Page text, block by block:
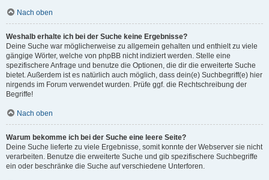
Nach oben
Weshalb erhalte ich bei der Suche keine Ergebnisse?
Deine Suche war möglicherweise zu allgemein gehalten und enthielt zu viele
gängige Wörter, welche von phpBB nicht indiziert werden. Stelle eine
spezifischere Anfrage und benutze die Optionen, die dir die erweiterte Suche
bietet. Außerdem ist es natürlich auch möglich, dass dein(e) Suchbegriff(e) hier
nirgends im Forum verwendet wurden. Prüfe ggf. die Rechtschreibung der
Begriffe!
Nach oben
Warum bekomme ich bei der Suche eine leere Seite?
Deine Suche lieferte zu viele Ergebnisse, somit konnte der Webserver sie nicht
verarbeiten. Benutze die erweiterte Suche und gib spezifischere Suchbegriffe
ein oder beschränke die Suche auf verschiedene Unterforen.